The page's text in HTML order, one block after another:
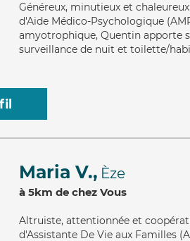
Généreux, minutieux et
d'Aide Médico-Psychologique
amyotrophique, Quentin apporte
surveillance de nuit et toilette/
Maria V., Èze
à 5km de chez Vous
Altruiste, attentionnée et
d'Assistante De Vie aux Familles